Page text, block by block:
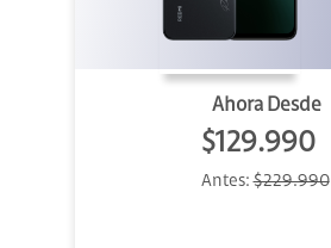
Ahora Desde
$129.990
Antes:$229.990